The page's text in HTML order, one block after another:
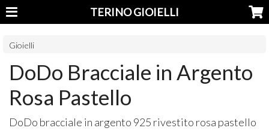
TERINO GIOIELLI
Gioielli
DoDo Bracciale in Argento
Rosa Pastello
DoDo bracciale in argento 925 rivestito rosa pastello